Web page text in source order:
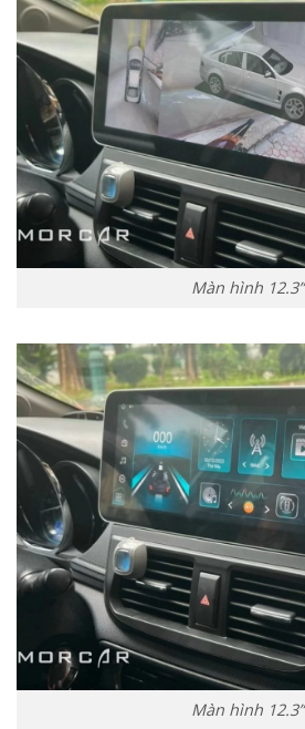
Màn hình 12.3”
Màn hình 12.3”